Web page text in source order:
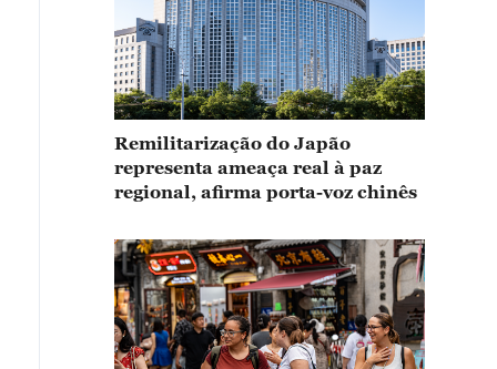
Remilitarização do Japão
representa ameaça real à paz
regional, afirma porta-voz chinês